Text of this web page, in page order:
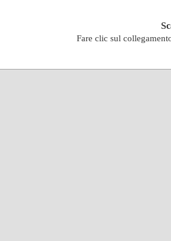
Fare clic sul